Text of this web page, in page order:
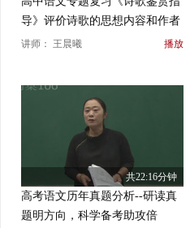
导》评价诗歌的思想内容和作者
的观点态度（二）写景抒情鉴赏
讲师： 王晨曦 播放
共22:16分钟
高考语文历年真题分析--研读真
题明方向，科学备考助攻倍